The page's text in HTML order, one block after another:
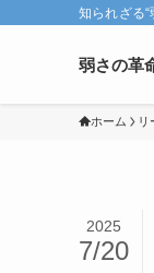
知られざる“
弱さの革
ホーム リ
2025
7/20